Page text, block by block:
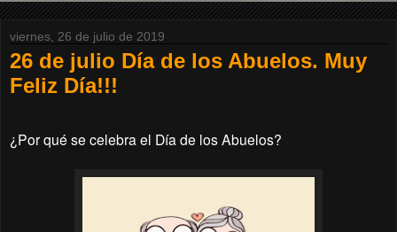
viernes, 26 de julio de 2019
26 de julio Día de los Abuelos. Muy
Feliz Día!!!
¿Por qué se celebra el Día de los Abuelos?